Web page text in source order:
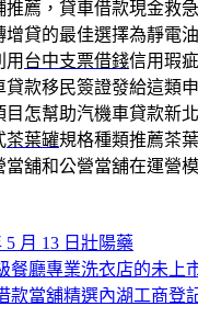
推薦，貸車借款現金救
增貸的最佳選擇為靜電
用 台中支票借錢信用瑕
貸款移民簽證發給這類
目怎幫助汽機車貸款新
茶葉罐規格種類推薦茶
當舖和公營當舖在運營模
5 月 13 日 類
壯陽藥
餐廳專業洗衣店的未上
款當舖精選內湖工商登